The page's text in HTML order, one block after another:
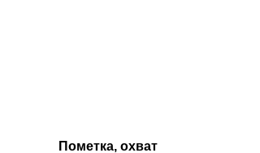
Пометка, охват